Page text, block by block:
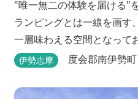
"唯一無二の体験を届ける"
ランピングとは一線を画す
一層味わえる空間となって
ではなく当施設限定で「屋
開。 大自然に囲まれた三
伊勢志摩 度会郡南伊勢町